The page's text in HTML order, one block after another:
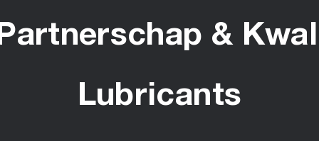
&
Lubricants